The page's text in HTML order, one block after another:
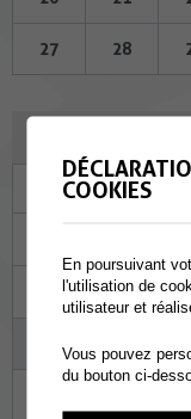
27 28
Ma
04
COOKIES
En poursuivant
l'utilisation de
utilisateur et
Vous pouvez
du bouton ci-